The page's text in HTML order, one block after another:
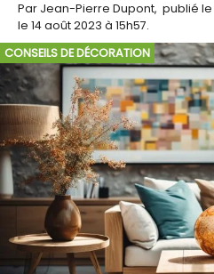
Par Jean-Pierre Dupont, publié le
le 14 août 2023 à 15h57.
CONSEILS DE DÉCORATION